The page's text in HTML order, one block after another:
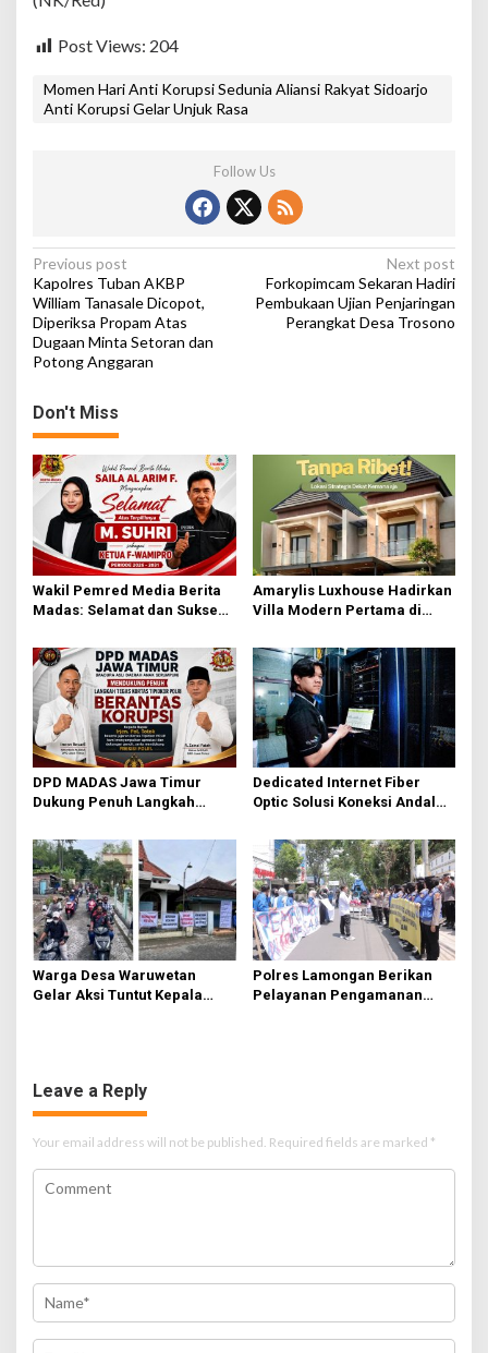
Post Views: 204
Momen Hari Anti Korupsi Sedunia Aliansi Rakyat Sidoarjo
Anti Korupsi Gelar Unjuk Rasa
Follow Us
P
o
s
t
a
v
i
a
t
i
n
Previous post
Kapolres Tuban AKBP
William Tanasale Dicopot,
Diperiksa Propam Atas
Dugaan Minta Setoran dan
Potong Anggaran
Next post
Forkopimcam Sekaran Hadiri
Pembukaan Ujian Penjaringan
Perangkat Desa Trosono
Don't Miss
Wakil Pemred Media Berita
Madas: Selamat dan Sukses
Ketiga F-Wamipro
⁠Amarylis Luxhouse Hadirkan
Villa Modern Pertama di
Private Pool
DPD MADAS Jawa Timur
Dukung Penuh Langkah
Berantas Korupsi
Dedicated Internet Fiber
Optic Solusi Koneksi Andal
Warga Desa Waruwetan
Gelar Aksi Tuntut Kepala
Polres Lamongan Berikan
Pelayanan Pengamanan
Leave a Reply
Your email address will not be published. Required fields are marked *